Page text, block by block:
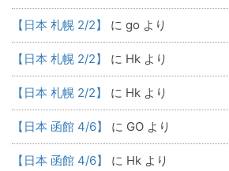
【日本 札幌 2/2】 に go より
【日本 札幌 2/2】 に Hk より
【日本 札幌 2/2】 に Hk より
【日本 函館 4/6】 に GO より
【日本 函館 4/6】 に Hk より